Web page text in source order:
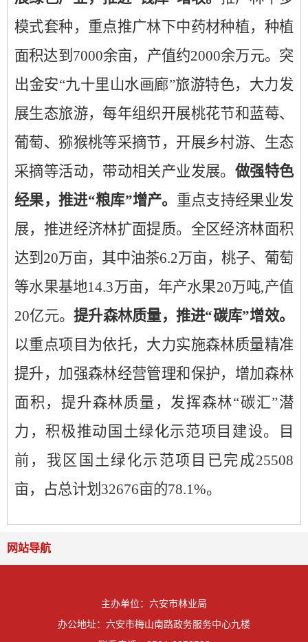
模式套种，重点推广林下中药材种植，种植
面积达到7000余亩，产值约2000余万元。突
出金安“九十里山水画廊”旅游特色，大力发
展生态旅游，每年组织开展桃花节和蓝莓、
葡萄、猕猴桃等采摘节，开展乡村游、生态
采摘等活动，带动相关产业发展。 做强特色
经果，推进“粮库”增产。 重点支持经果业发
展，推进经济林扩面提质。全区经济林面积
达到20万亩，其中油茶6.2万亩，桃子、葡萄
等水果基地14.3万亩，年产水果20万吨,产值
20亿元。提升森林质量，推进“碳库”增效。
以重点项目为依托，大力实施森林质量精准
提升，加强森林经营管理和保护，增加森林
面积，提升森林质量，发挥森林“碳汇”潜
力，积极推动国土绿化示范项目建设。目
前，我区国土绿化示范项目已完成25508
亩，占总计划32676亩的78.1%。
网站导航
主办单位：六安市林业局
办公地址：六安市梅山南路政务服务中心九楼